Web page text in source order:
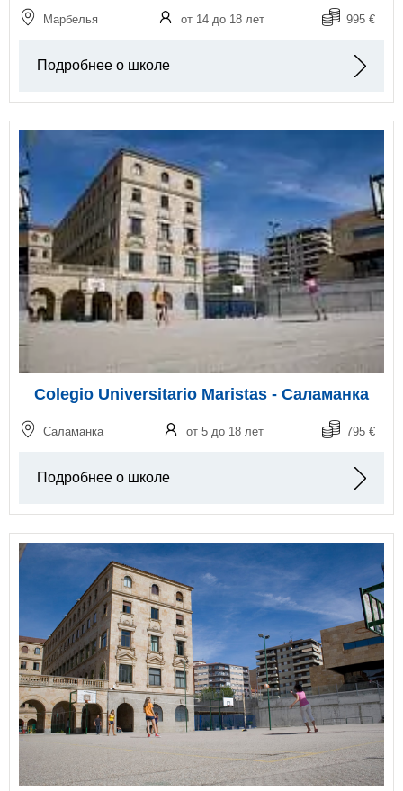
Марбелья от 14 до 18 лет 995 €
Подробнее о школе
Colegio Universitario Maristas - Саламанка
Саламанка от 5 до 18 лет 795 €
Подробнее о школе